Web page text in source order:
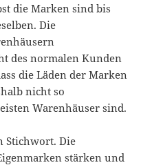
die Marken sind bis
Die
des normalen Kunden
die Läden der Marken
nicht so
Warenhäuser sind.
Stichwort. Die
stärken und